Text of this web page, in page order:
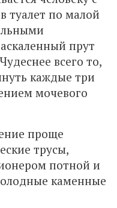
туалет по малой
прут
всего то,
каждые три
мочевого
проще
трусы,
потной и
каменные